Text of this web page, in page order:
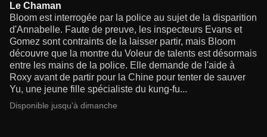
Le Chaman
Bloom est interrogée par la police au sujet de la disparition
d'Annabelle. Faute de preuve, les inspecteurs Evans et
Gomez sont contraints de la laisser partir, mais Bloom
découvre que la montre du Voleur de talents est désormais
entre les mains de la police. Elle demande de l'aide à
Roxy avant de partir pour la Chine pour tenter de sauver
Yu, une jeune fille spécialiste du kung-fu...
Disponible jusqu'à dimanche